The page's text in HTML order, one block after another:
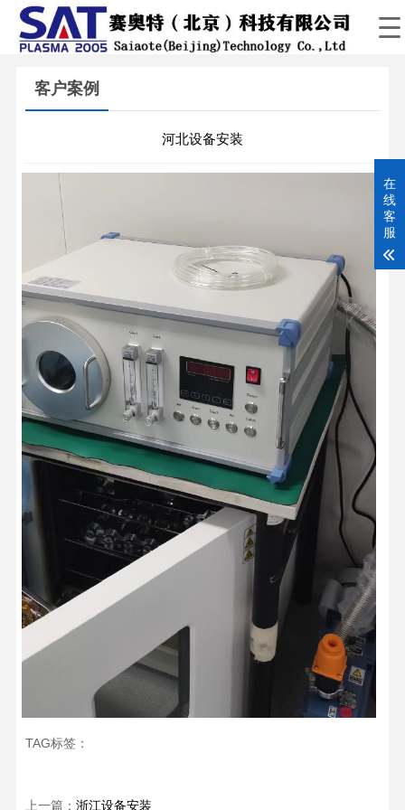
客户案例
河北设备安装
TAG标签：
上一篇： 浙江设备安装
在
线
客
服